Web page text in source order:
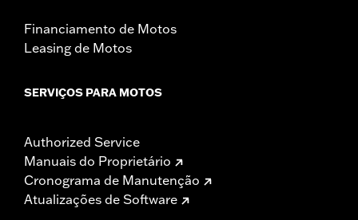
Financiamento de Motos
Leasing de Motos
SERVIÇOS PARA MOTOS
Authorized Service
Manuais do Proprietário
Cronograma de Manutenção
Atualizações de Software